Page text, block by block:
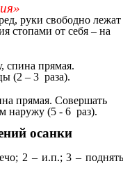
руки свободно лежат
стопами от себя – на
спина прямая.
(2 – 3 раза).
прямая. Совершать
наружу (5 - 6 раз).
осанки
2 – и.п.; 3 –